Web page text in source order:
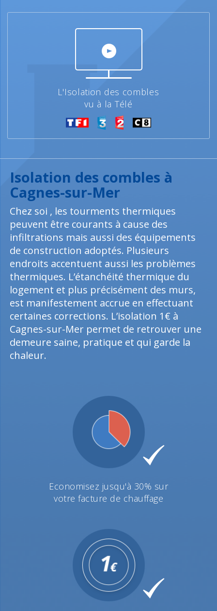
L'Isolation des combles
vu à la Télé
Isolation des combles à
Cagnes-sur-Mer
Chez soi , les tourments thermiques
peuvent être courants à cause des
infiltrations mais aussi des équipements
de construction adoptés. Plusieurs
endroits accentuent aussi les problèmes
thermiques. L’étanchéité thermique du
logement et plus précisément des murs,
est manifestement accrue en effectuant
certaines corrections. L’isolation 1€ à
Cagnes-sur-Mer permet de retrouver une
demeure saine, pratique et qui garde la
chaleur.
Economisez jusqu'à 30% sur
votre facture de chauffage